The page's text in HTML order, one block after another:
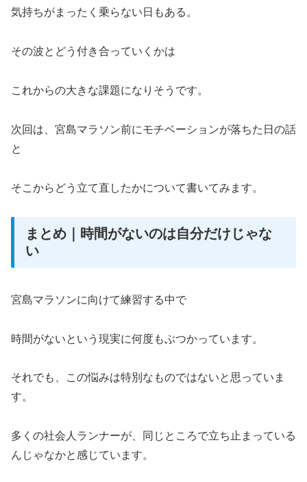
気持ちがまったく乗らない日もある。
その波とどう付き合っていくかは
これからの大きな課題になりそうです。
次回は、宮島マラソン前にモチベーションが落ちた日の話
と
そこからどう立て直したかについて書いてみます。
まとめ｜時間がないのは自分だけじゃな
い
宮島マラソンに向けて練習する中で
時間がないという現実に何度もぶつかっています。
それでも、この悩みは特別なものではないと思っていま
す。
多くの社会人ランナーが、同じところで立ち止まっている
んじゃなかと感じています。